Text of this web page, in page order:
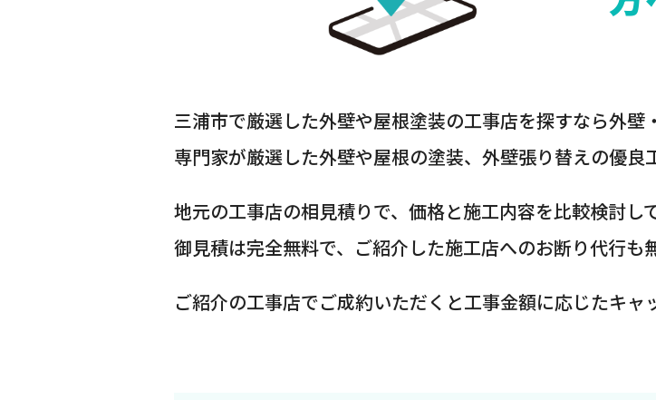
三浦市で厳選した外壁や屋根塗装の工事店を探すなら外壁
専門家が厳選した外壁や屋根の塗装、外壁張り替えの優良
地元の工事店の相見積りで、価格と施工内容を比較検討し
御見積は完全無料で、ご紹介した施工店へのお断り代行も
ご紹介の工事店でご成約いただくと工事金額に応じたキャ